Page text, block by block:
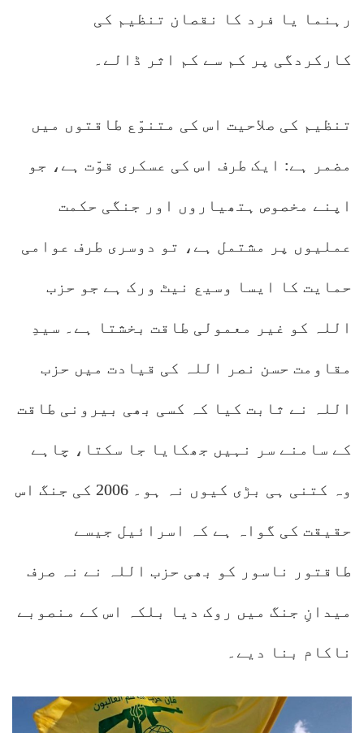
رہنما یا فرد کا نقصان تنظیم کی
کارکردگی پر کم سے کم اثر ڈالے۔
تنظیم کی صلاحیت اس کی متنوّع طاقتوں میں
مضمر ہے: ایک طرف اس کی عسکری قوّت ہے، جو
اپنے مخصوص ہتھیاروں اور جنگی حکمت
عملیوں پر مشتمل ہے، تو دوسری طرف عوامی
حمایت کا ایسا وسیع نیٹ ورک ہے جو حزب
اللہ کو غیر معمولی طاقت بخشتا ہے۔ سیدِ
مقاومت حسن نصر اللہ کی قیادت میں حزب
اللہ نے ثابت کیا کہ کسی بھی بیرونی طاقت
کے سامنے سر نہیں جھکایا جا سکتا، چاہے
وہ کتنی ہی بڑی کیوں نہ ہو۔ 2006 کی جنگ اس
حقیقت کی گواہ ہے کہ اسرائیل جیسے
طاقتور ناسور کو بھی حزب اللہ نے نہ صرف
میدانِ جنگ میں روک دیا بلکہ اس کے منصوبے
ناکام بنا دیے۔